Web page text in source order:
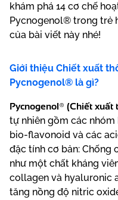
khám phá 14 cơ chế
Pycnogenol® trong trẻ
của bài viết này nhé!
Giới thiệu Chiết xuất
Pycnogenol® là gì?
Pycnogenol® (Chiết xuất
tự nhiên gồm các
bio-flavonoid và các
đặc tính cơ bản: Chống
như một chất kháng
collagen và hyaluronic
tăng nồng độ nitric